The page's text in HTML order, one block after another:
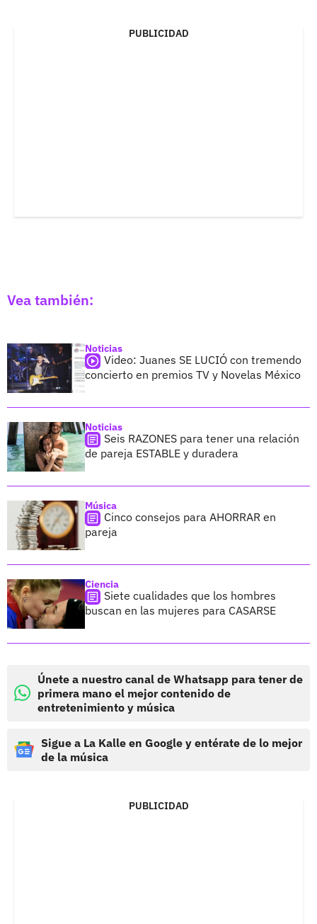
PUBLICIDAD
Vea también:
Noticias
Video: Juanes SE LUCIÓ con tremendo
concierto en premios TV y Novelas México
Noticias
Seis RAZONES para tener una relación
de pareja ESTABLE y duradera
Música
Cinco consejos para AHORRAR en
pareja
Ciencia
Siete cualidades que los hombres
buscan en las mujeres para CASARSE
Únete a nuestro canal de Whatsapp para tener de
primera mano el mejor contenido de
entretenimiento y música
Sigue a La Kalle en Google y entérate de lo mejor
de la música
PUBLICIDAD